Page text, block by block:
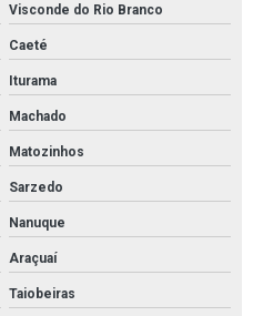
vazamento de óleo
óleo
Visconde do Rio Branco
Caeté
Iturama
Machado
Matozinhos
Sarzedo
Nanuque
Araçuaí
Taiobeiras